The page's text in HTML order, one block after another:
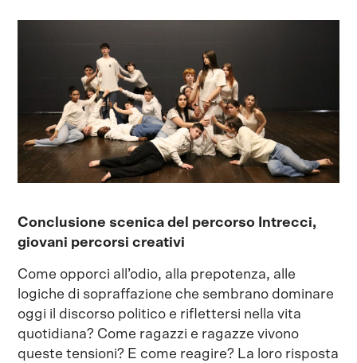
Conclusione scenica del percorso Intrecci,
giovani percorsi creativi
Come opporci all’odio, alla prepotenza, alle
logiche di sopraffazione che sembrano dominare
oggi il discorso politico e riflettersi nella vita
quotidiana? Come ragazzi e ragazze vivono
queste tensioni? E come reagire? La loro risposta